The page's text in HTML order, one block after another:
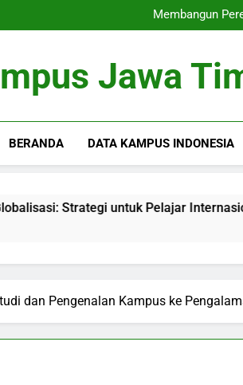
Membangun
Beasiswa
Membangun
Beasiswa
Jawa
BERANDA DATA KAMPUS INDONESIA
untuk Pelajar Internasional
dan Pengenalan Kampus ke